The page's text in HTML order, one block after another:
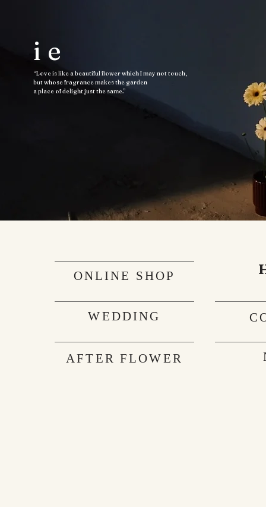
ie
“Love is like a beautiful flower which I may not touch,
but whose fragrance makes the garden
a place of delight just the same.”
ONLINE SHOP
WEDDING
AFTER FLOWER